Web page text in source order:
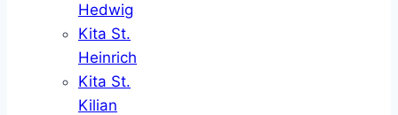
Hedwig
Kita St.
Heinrich
Kita St.
Kilian